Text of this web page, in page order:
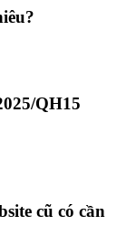
QH15
cũ có cần